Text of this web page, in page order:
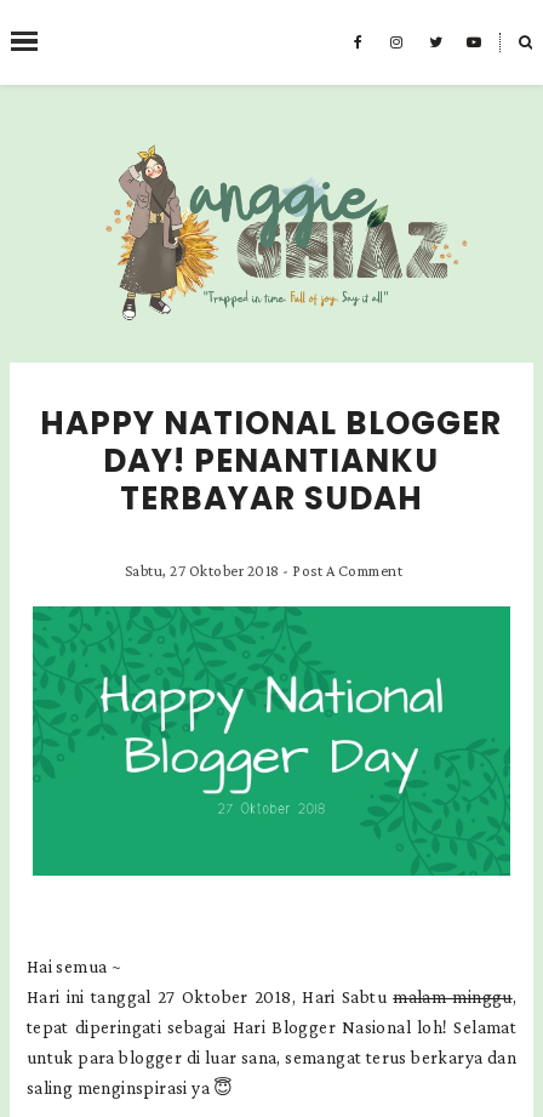
˟
CARI BLOG INI
HAPPY NATIONAL BLOGGER
DAY! PENANTIANKU
TERBAYAR SUDAH
Sabtu, 27 Oktober 2018 - Post A Comment
Hai semua ~
Hari ini tanggal 27 Oktober 2018, Hari Sabtumalam minggu,
tepat diperingati sebagai Hari Blogger Nasional loh! Selamat
untuk para blogger di luar sana, semangat terus berkarya dan
saling menginspirasi ya 😇